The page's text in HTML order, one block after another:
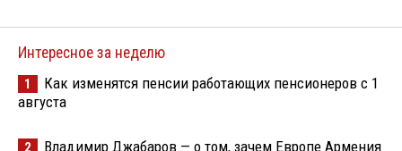
Интересное за неделю
1
Как изменятся пенсии работающих пенсионеров с 1
августа
2 Владимир Джабаров — о том, зачем Европе Армения